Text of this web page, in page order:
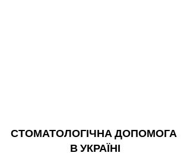
СТОМАТОЛОГІЧНА ДОПОМОГА
В УКРАЇНІ